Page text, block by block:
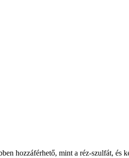
hozzáférhető, mint a réz-szulfát, és